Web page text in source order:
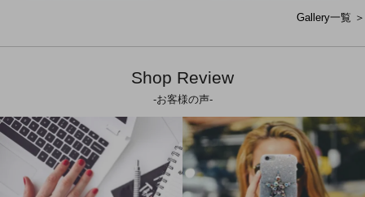
Gallery一覧 ＞
Shop Review
-お客様の声-